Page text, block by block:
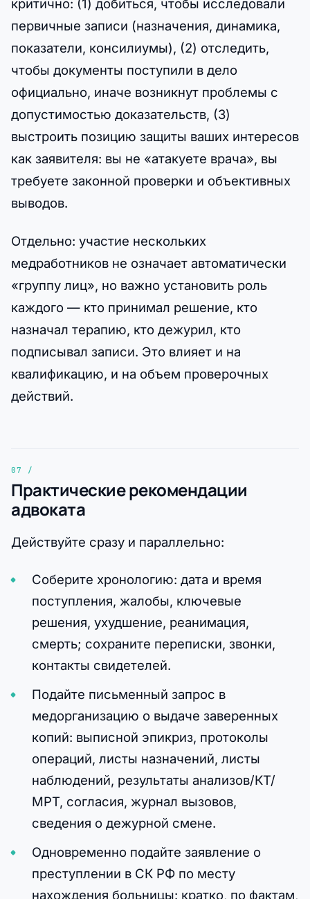
критично: (1) добиться, чтобы исследовали
первичные записи (назначения, динамика,
показатели, консилиумы), (2) отследить,
чтобы документы поступили в дело
официально, иначе возникнут проблемы с
допустимостью доказательств, (3)
выстроить позицию защиты ваших интересов
как заявителя: вы не «атакуете врача», вы
требуете законной проверки и объективных
выводов.
Отдельно: участие нескольких
медработников не означает автоматически
«группу лиц», но важно установить роль
каждого — кто принимал решение, кто
назначал терапию, кто дежурил, кто
подписывал записи. Это влияет и на
квалификацию, и на объем проверочных
действий.
Практические рекомендации
адвоката
Действуйте сразу и параллельно:
Соберите хронологию: дата и время
поступления, жалобы, ключевые
решения, ухудшение, реанимация,
смерть; сохраните переписки, звонки,
контакты свидетелей.
Подайте письменный запрос в
медорганизацию о выдаче заверенных
копий: выписной эпикриз, протоколы
операций, листы назначений, листы
наблюдений, результаты анализов/КТ/
МРТ, согласия, журнал вызовов,
сведения о дежурной смене.
Одновременно подайте заявление о
преступлении в СК РФ по месту
нахождения больницы: кратко, по фактам,